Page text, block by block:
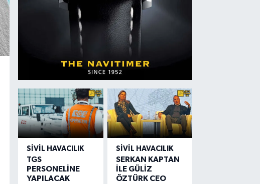
SIVIL HAVACILIK
TGS
PERSONELİNE
YAPILACAK
SIVIL HAVACILIK
SERKAN KAPTAN
İLE GÜLİZ
ÖZTÜRK CEO